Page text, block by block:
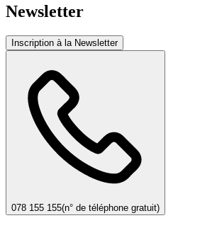
Newsletter
Inscription à la Newsletter
078 155 155(n° de téléphone gratuit)